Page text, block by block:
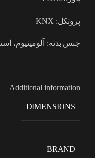
پروتکل: KNX
جنس بدنه: آلومینیوم،
Additional information
DIMENSIONS
BRAND